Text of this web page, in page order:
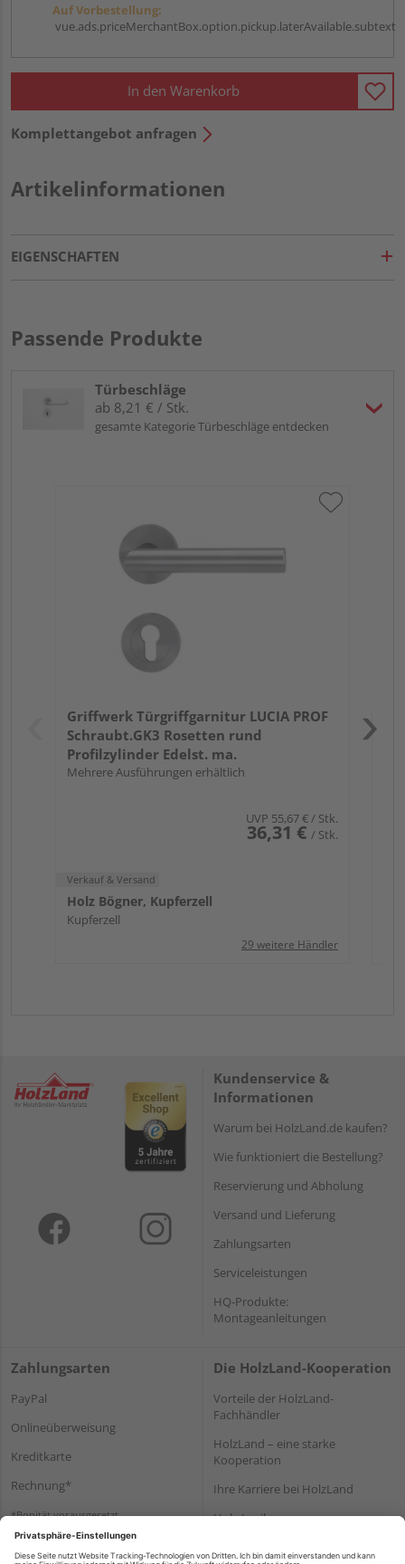
Auf Vorbestellung:
vue.ads.priceMerchantBox.option.pickup.laterAvailable.subtext
In den Warenkorb
Komplettangebot anfragen
Artikelinformationen
EIGENSCHAFTEN
Passende Produkte
Türbeschläge
ab 8,21 € / Stk.
gesamte Kategorie Türbeschläge entdecken
Griffwerk Türgriffgarnitur LUCIA PROF
Schraubt.GK3 Rosetten rund
Profilzylinder Edelst. ma.
Mehrere Ausführungen erhältlich
UVP 55,67 €/ Stk.
36,31 € / Stk.
Verkauf & Versand
Holz Bögner, Kupferzell
Kupferzell
29 weitere Händler
Kundenservice &
Informationen
Warum bei HolzLand.de kaufen?
Wie funktioniert die Bestellung?
Reservierung und Abholung
Versand und Lieferung
Zahlungsarten
Serviceleistungen
HQ-Produkte:
Montageanleitungen
Zahlungsarten
PayPal
Onlineüberweisung
Kreditkarte
Rechnung*
*Bonität vorausgesetzt
Die HolzLand-Kooperation
Vorteile der HolzLand-
Fachhändler
HolzLand – eine starke
Kooperation
Ihre Karriere bei HolzLand
Holz-Lexikon